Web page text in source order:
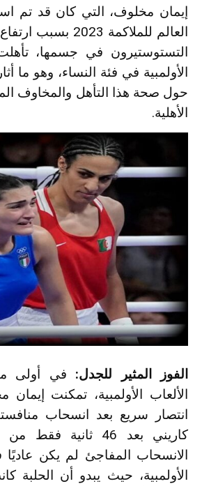
إيمان مخلوف، التي كان قد تم
العالم للملاكمة
التستوستيرون في جسمها،
الأولمبية في فئة النساء، وهو ما
حول صحة هذا التأهل والمخاوف
الأهلية.
الفوز المثير للجدل: في أولى
الألعاب الأولمبية، تمكنت
انتصار سريع بعد انسحاب منافستها
كاريني بعد 46 ثانية
الانسحاب المفاجئ لم يكن عاديًا
الأولمبية، حيث يبدو أن الحلبة